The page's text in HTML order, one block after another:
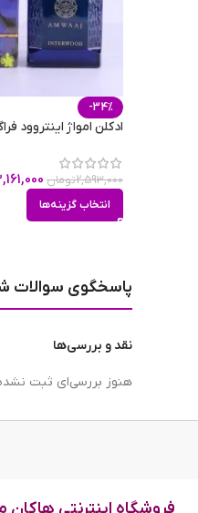
ویژگی‌های ادکلن
شکیل و مناسب این
باعث شده که نیاز به
اسمارت کلکشن پیدا
موجودند. این جدول
-34%
ادکلن امواژ اینتروود
2,593,000تومان
انتخاب گزینه‌ها
پاسخگوی سوالات
نقد و بررسی‌ها
هنوز بررسی‌ای ثبت